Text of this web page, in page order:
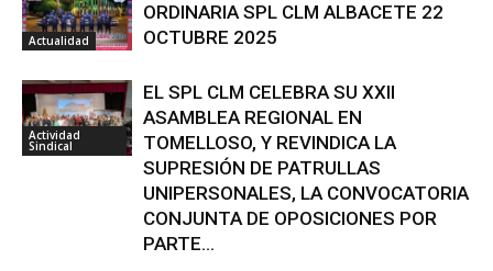
Actualidad
ORDINARIA SPL CLM ALBACETE 22
OCTUBRE 2025
Actividad
Sindical
EL SPL CLM CELEBRA SU XXII
ASAMBLEA REGIONAL EN
TOMELLOSO, Y REVINDICA LA
SUPRESIÓN DE PATRULLAS
UNIPERSONALES, LA CONVOCATORIA
CONJUNTA DE OPOSICIONES POR
PARTE...